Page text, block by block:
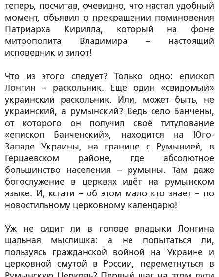
теперь, посчитав, очевидно, что настал удобный
момент, объявил о прекращении поминовения
Патриарха Кирилла, который на фоне
митрополита Владимира – настоящий
исповедник и зилот!
Что из этого следует? Только одно: епископ
Лонгин – раскольник. Ещё один «свидомый»
украинский раскольник. Или, может быть, не
украинский, а румынский? Ведь село Банчены,
от которого он получил своё титулование
«епископ Банченский», находится на Юго-
Западе Украины, на границе с Румынией, в
Герцаевском районе, где абсолютное
большинство населения – румыны. Там даже
богослужение в церквях идёт на румынском
языке. И, кстати – об этом мало кто знает – по
новостильному церковному календарю!
Уж не сидит ли в голове владыки Лонгина
шальная мыслишка: а не попытаться ли,
пользуясь гражданской войной на Украине и
церковной смутой в России, переметнуться в